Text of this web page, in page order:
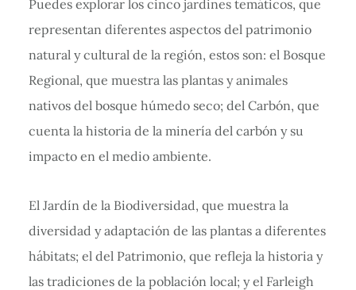
Puedes explorar los cinco jardines temáticos, que
representan diferentes aspectos del patrimonio
natural y cultural de la región, estos son: el Bosque
Regional, que muestra las plantas y animales
nativos del bosque húmedo seco; del Carbón, que
cuenta la historia de la minería del carbón y su
impacto en el medio ambiente.
El Jardín de la Biodiversidad, que muestra la
diversidad y adaptación de las plantas a diferentes
hábitats; el del Patrimonio, que refleja la historia y
las tradiciones de la población local; y el Farleigh